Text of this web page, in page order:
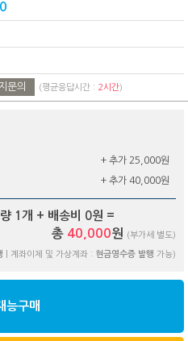
문의 (평균응답시간 : 2시간)
+ 추가 25,000원
+ 추가 40,000원
1 개 + 배송비 0원 =
총 40,000원 (부가세 별도)
| 계좌이체 및 가상계좌 : 현금영수증 발행 가능)
능구매